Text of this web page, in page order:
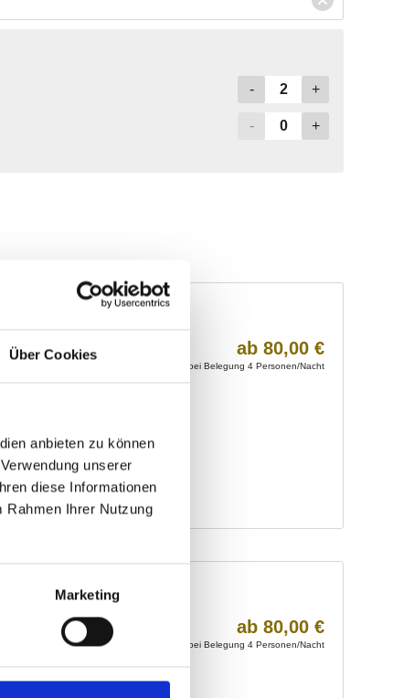
Über Cookies
anbieten zu können
unserer
diese Informationen
Rahmen Ihrer Nutzung
Marketing